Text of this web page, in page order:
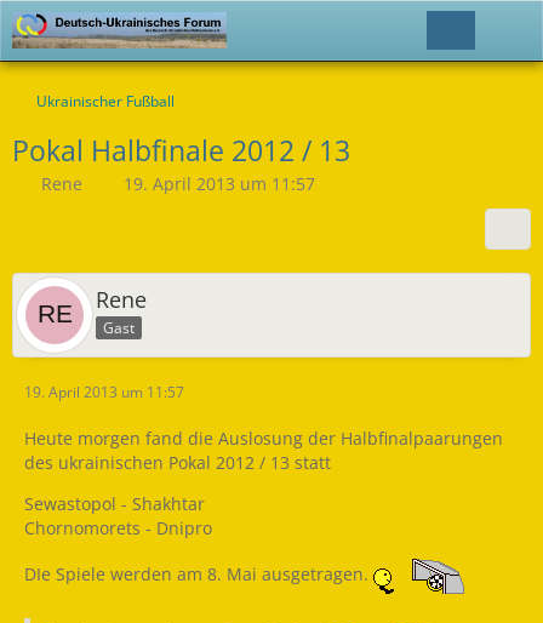
Ukrainischer Fußball
Pokal Halbfinale 2012 / 13
Rene 19. April 2013 um 11:57
Rene
Gast
19. April 2013 um 11:57
Heute morgen fand die Auslosung der Halbfinalpaarungen
des ukrainischen Pokal 2012 / 13 statt
Sewastopol - Shakhtar
Chornomorets - Dnipro
DIe Spiele werden am 8. Mai ausgetragen.